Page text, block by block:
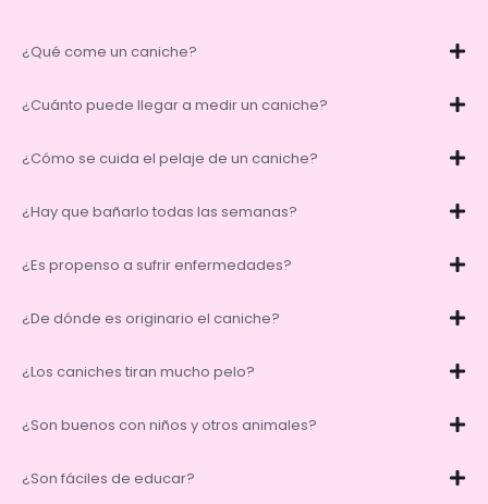
¿Qué come un caniche?
¿Cuánto puede llegar a medir un caniche?
¿Cómo se cuida el pelaje de un caniche?
¿Hay que bañarlo todas las semanas?
¿Es propenso a sufrir enfermedades?
¿De dónde es originario el caniche?
¿Los caniches tiran mucho pelo?
¿Son buenos con niños y otros animales?
¿Son fáciles de educar?